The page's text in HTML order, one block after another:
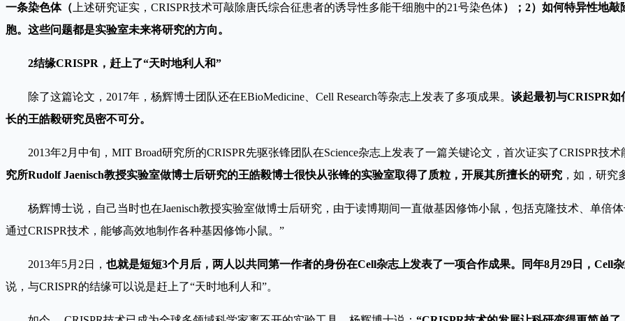
一条染色体（ 上述研究证实，CRISPR技术可敲除唐氏综合征患者的诱导性多能干细胞中的21号染色体）；2）如何特异性地敲
胞。这些问题都是实验室未来将研究的方向。
2结缘CRISPR，赶上了“天时地利人和”
除了这篇论文，2017年，杨辉博士团队还在EBioMedicine、Cell Research等杂志上发表了多项成果。 谈起最初与CRISPR如
长的王皓毅研究员密不可分。
2013年2月中旬，MIT Broad研究所的CRISPR先驱张锋团队在Science杂志上发表了一篇关键论文，首次证实了CRISPR技术
究所Rudolf Jaenisch教授实验室做博士后研究的王皓毅博士很快从张锋的实验室取得了质粒，开展其所擅长的研究 ，如，研究
杨辉博士说，自己当时也在Jaenisch教授实验室做博士后研究，由于读博期间一直做基因修饰小鼠，包括克隆技术、单倍体
通过CRISPR技术，能够高效地制作各种基因修饰小鼠。”
2013年5月2日， 也就是短短3个月后，两人以共同第一作者的身份在Cell杂志上发表了一项合作成果。同年8月29日，Cell
说，与CRISPR的结缘可以说是赶上了“天时地利人和”。